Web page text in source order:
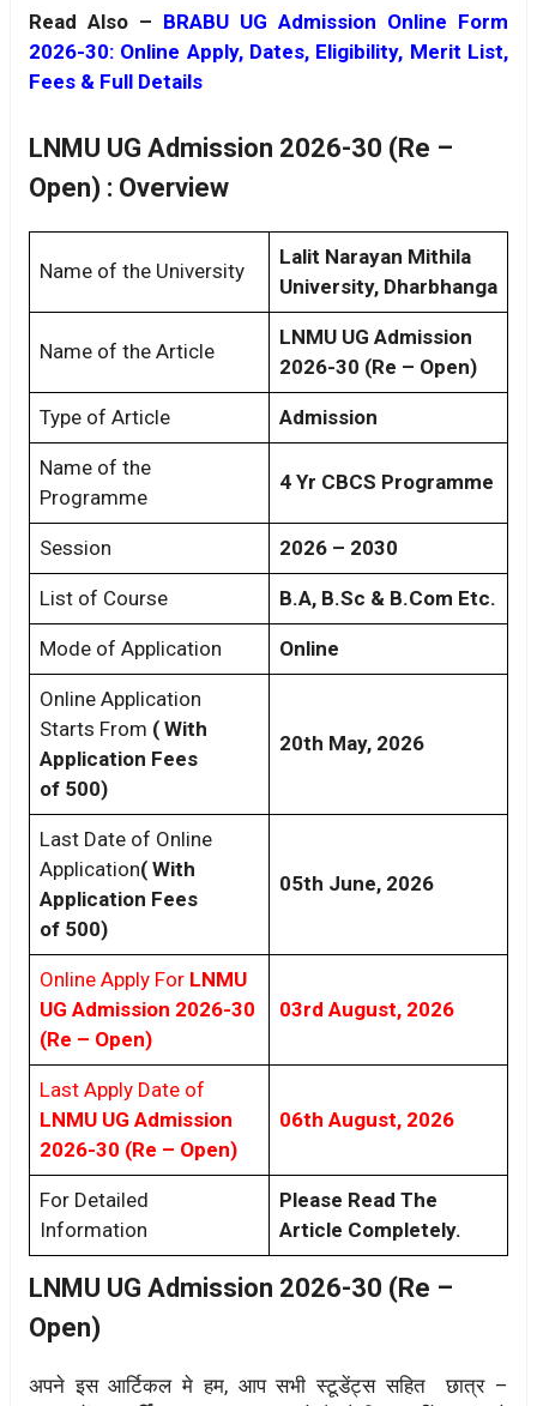
Read Also – BRABU UG Admission Online Form
2026-30: Online Apply, Dates, Eligibility, Merit List,
Fees & Full Details
LNMU UG Admission 2026-30 (Re –
Open) : Overview
Name of the University
Lalit Narayan Mithila
University, Dharbhanga
Name of the Article
LNMU UG Admission
2026-30 (Re – Open)
Type of Article Admission
Name of the
Programme
4 Yr CBCS Programme
Session 2026 – 2030
List of Course B.A, B.Sc & B.Com Etc.
Mode of Application Online
Online Application
Starts From ( With
Application Fees
of 500)
20th May, 2026
Last Date of Online
Application( With
Application Fees
of 500)
05th June, 2026
Online Apply For LNMU
UG Admission 2026-30
(Re – Open)
03rd August, 2026
Last Apply Date of
LNMU UG Admission
2026-30 (Re – Open)
06th August, 2026
For Detailed
Information
Please Read The
Article Completely.
LNMU UG Admission 2026-30 (Re –
Open)
अपने इस आर्टिकल मे हम, आप सभी स्टूडेंट्स सहित छात्र –